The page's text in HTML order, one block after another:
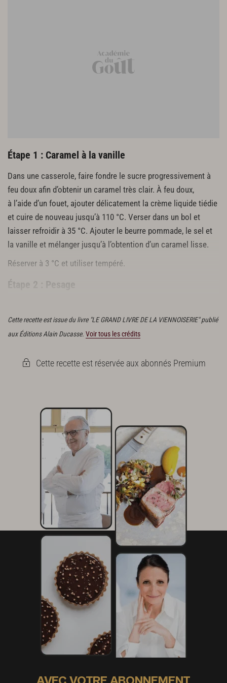
Étape 1 : Caramel à la vanille
Dans une casserole, faire fondre le sucre progressivement à
feu doux afin d’obtenir un caramel très clair. À feu doux,
à l’aide d’un fouet, ajouter délicatement la crème liquide tiédie
et cuire de nouveau jusqu’à 110 °C. Verser dans un bol et
laisser refroidir à 35 °C. Ajouter le beurre pommade, le sel et
la vanille et mélanger jusqu’à l’obtention d’un caramel lisse.
Réserver à 3 °C et utiliser tempéré.
Étape 2 : Pesage
Cette recette est issue du livre "LE GRAND LIVRE DE LA VIENNOISERIE" publié
aux Éditions Alain Ducasse. Voir tous les crédits
Cette recette est réservée aux abonnés Premium